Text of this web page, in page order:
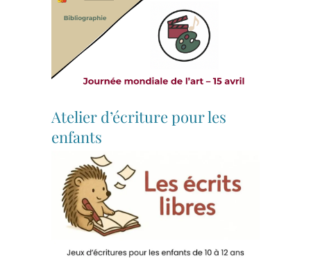
Atelier d’écriture pour les
enfants